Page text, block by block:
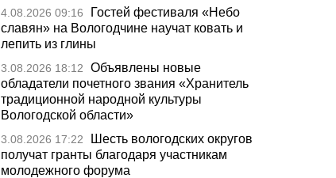
4.08.2026 09:16
Гостей фестиваля «Небо
славян» на Вологодчине научат ковать и
лепить из глины
3.08.2026 18:12
Объявлены новые
обладатели почетного звания «Хранитель
традиционной народной культуры
Вологодской области»
3.08.2026 17:22
Шесть вологодских округов
получат гранты благодаря участникам
молодежного форума